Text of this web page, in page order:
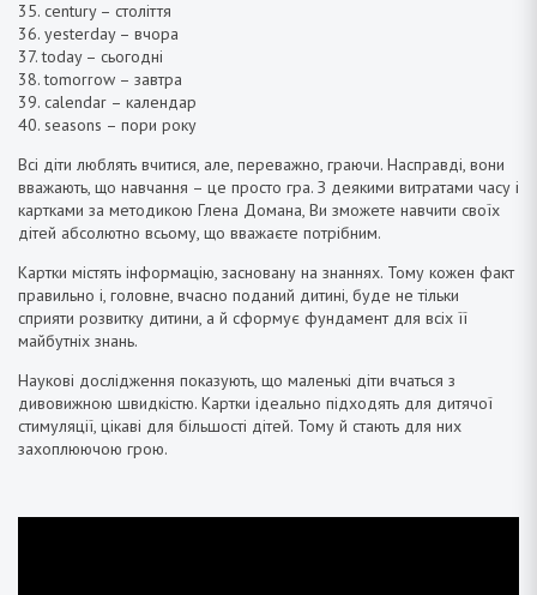
35. century – століття
36. yesterday – вчора
37. today – сьогодні
38. tomorrow – завтра
39. calendar – календар
40. seasons – пори року
Всі діти люблять вчитися, але, переважно, граючи. Насправді, вони
вважають, що навчання – це просто гра. З деякими витратами часу і
картками за методикою Глена Домана, Ви зможете навчити своїх
дітей абсолютно всьому, що вважаєте потрібним.
Картки містять інформацію, засновану на знаннях. Тому кожен факт
правильно і, головне, вчасно поданий дитині, буде не тільки
сприяти розвитку дитини, а й сформує фундамент для всіх її
майбутніх знань.
Наукові дослідження показують, що маленькі діти вчаться з
дивовижною швидкістю. Картки ідеально підходять для дитячої
стимуляції, цікаві для більшості дітей. Тому й стають для них
захоплюючою грою.